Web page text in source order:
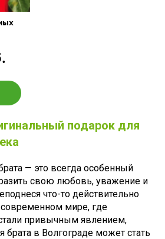
подарок для
— это всегда особенный
свою любовь, уважение и
что-то действительно
мире, где
привычным явлением,
брата в Волгограде может стать